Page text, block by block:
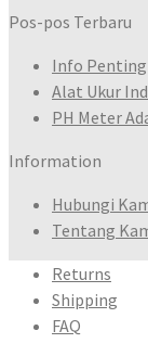
Pos-pos Terbaru
Info Penting
Alat Ukur
PH Meter
Information
Hubungi
Tentang
Returns
Shipping
FAQ